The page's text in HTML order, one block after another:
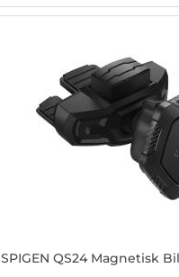
SPIGEN QS24 Magnetisk